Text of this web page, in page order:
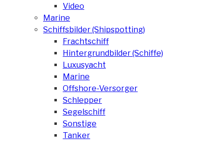
Video
Marine
Schiffsbilder (Shipspotting)
Frachtschiff
Hintergrundbilder (Schiffe)
Luxusyacht
Marine
Offshore-Versorger
Schlepper
Segelschiff
Sonstige
Tanker